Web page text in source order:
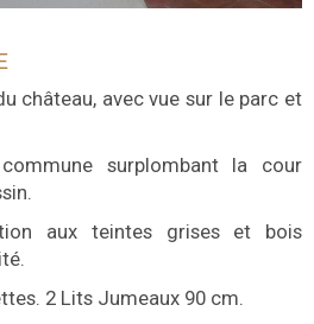
château, avec vue sur le parc et
surplombant la cour
aux teintes grises et bois
2 Lits Jumeaux 90 cm.